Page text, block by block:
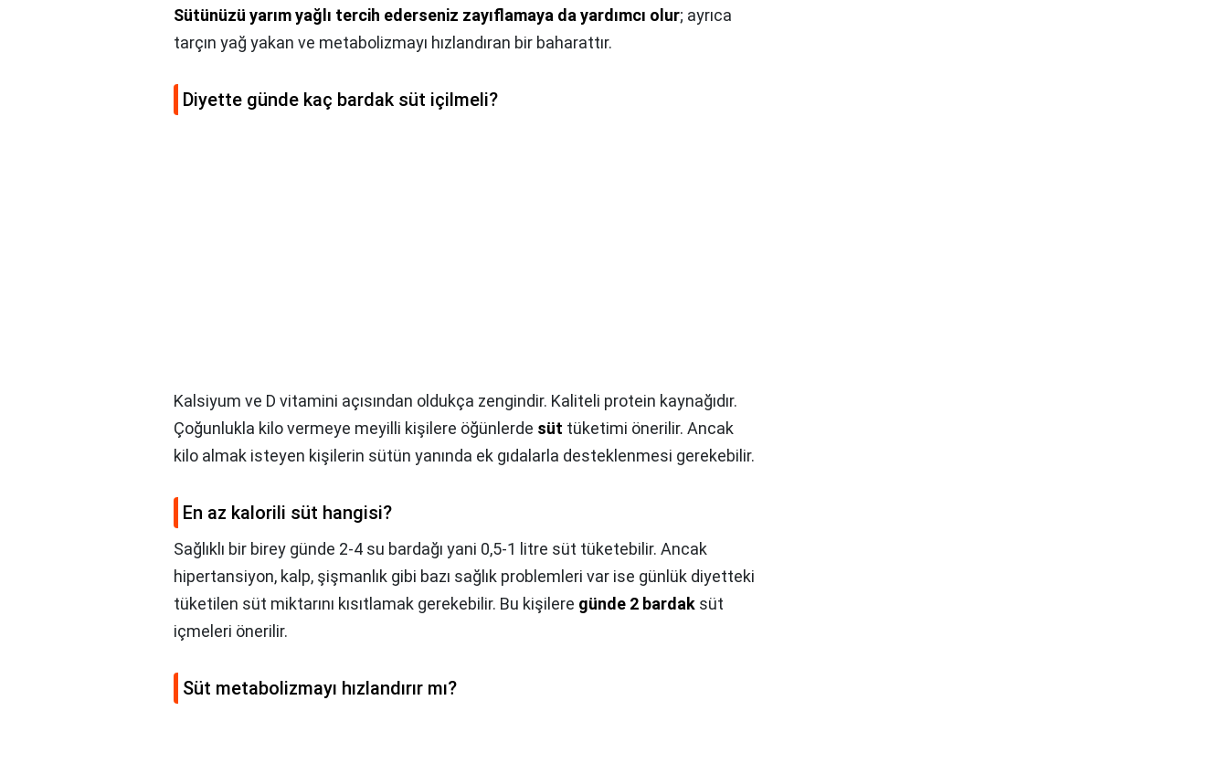
Sütünüzü yarım yağlı tercih ederseniz zayıflamaya da yardımcı olur; ayrıca
tarçın yağ yakan ve metabolizmayı hızlandıran bir baharattır.
Diyette günde kaç bardak süt içilmeli?
Kalsiyum ve D vitamini açısından oldukça zengindir. Kaliteli protein kaynağıdır.
Çoğunlukla kilo vermeye meyilli kişilere öğünlerde süt tüketimi önerilir. Ancak
kilo almak isteyen kişilerin sütün yanında ek gıdalarla desteklenmesi gerekebilir.
En az kalorili süt hangisi?
Sağlıklı bir birey günde 2-4 su bardağı yani 0,5-1 litre süt tüketebilir. Ancak
hipertansiyon, kalp, şişmanlık gibi bazı sağlık problemleri var ise günlük diyetteki
tüketilen süt miktarını kısıtlamak gerekebilir. Bu kişilere günde 2 bardak süt
içmeleri önerilir.
Süt metabolizmayı hızlandırır mı?